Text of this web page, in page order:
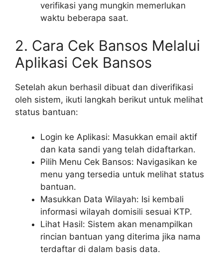
verifikasi yang mungkin memerlukan
waktu beberapa saat.
2. Cara Cek Bansos Melalui
Aplikasi Cek Bansos
Setelah akun berhasil dibuat dan diverifikasi
oleh sistem, ikuti langkah berikut untuk melihat
status bantuan:
Login ke Aplikasi: Masukkan email aktif
dan kata sandi yang telah didaftarkan.
Pilih Menu Cek Bansos: Navigasikan ke
menu yang tersedia untuk melihat status
bantuan.
Masukkan Data Wilayah: Isi kembali
informasi wilayah domisili sesuai KTP.
Lihat Hasil: Sistem akan menampilkan
rincian bantuan yang diterima jika nama
terdaftar di dalam basis data.